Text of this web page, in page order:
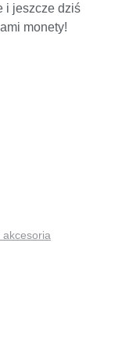
i jeszcze dziś
monety!
akcesoria